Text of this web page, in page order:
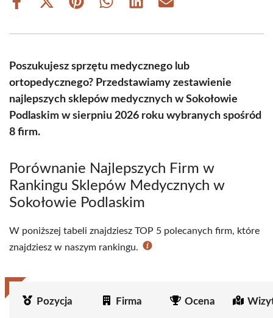
Share
Share
(Twitter)
Share Share Share Share
Poszukujesz sprzętu medycznego lub
ortopedycznego? Przedstawiamy zestawienie
najlepszych sklepów medycznych w Sokołowie
Podlaskim w sierpniu 2026 roku wybranych spośród
8 firm.
Porównanie Najlepszych Firm w
Rankingu Sklepów Medycznych w
Sokołowie Podlaskim
W poniższej tabeli znajdziesz TOP 5 polecanych firm, które
znajdziesz w naszym rankingu.
Pozycja Firma Ocena